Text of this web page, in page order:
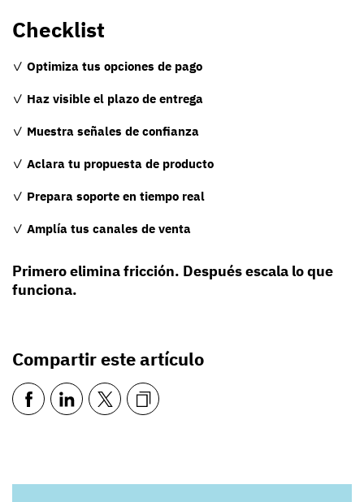
Checklist
✓ Optimiza tus opciones de pago
✓ Haz visible el plazo de entrega
✓ Muestra señales de confianza
✓ Aclara tu propuesta de producto
✓ Prepara soporte en tiempo real
✓ Amplía tus canales de venta
Primero elimina fricción. Después escala lo que
funciona.
Compartir este artículo